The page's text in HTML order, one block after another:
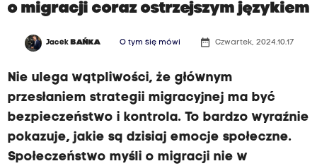
o migracji coraz ostrzejszym językiem
Jacek BAŃKA O tym się mówi date_range Czwartek, 2024.10.17
Nie ulega wątpliwości, że głównym
przesłaniem strategii migracyjnej ma być
bezpieczeństwo i kontrola. To bardzo wyraźnie
pokazuje, jakie są dzisiaj emocje społeczne.
Społeczeństwo myśli o migracji nie w